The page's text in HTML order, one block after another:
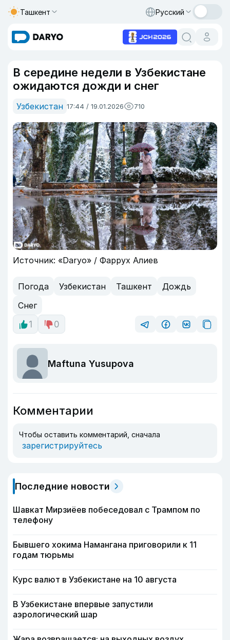
Ташкент Русский
В середине недели в Узбекистане
ожидаются дожди и снег
Узбекистан 17:44 / 19.01.2026 710
Источник: «Daryo» / Фаррух Алиев
Погода Узбекистан Ташкент
Дождь
Снег
1
0
Maftuna Yusupova
Комментарии
Чтобы оставить комментарий, сначала
зарегистрируйтесь
Последние новости
Шавкат Мирзиёев побеседовал с Трампом по
телефону
Бывшего хокима Намангана приговорили к 11
годам тюрьмы
Курс валют в Узбекистане на 10 августа
В Узбекистане впервые запустили
аэрологический шар